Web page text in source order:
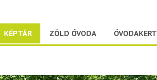
KÉPTÁR ZÖLD ÓVODA ÓVODAKERT